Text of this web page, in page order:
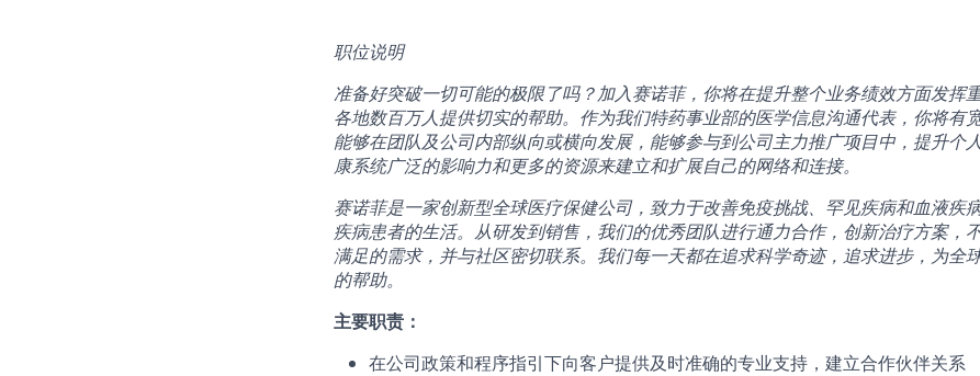
职位说明
准备好突破一切可能的极限了吗？加入赛诺菲，你将在提升整个业务绩效方面发挥
各地数百万人提供切实的帮助。作为我们特药事业部的医学信息沟通代表，你将有
能够在团队及公司内部纵向或横向发展，能够参与到公司主力推广项目中，提升个
康系统广泛的影响力和更多的资源来建立和扩展自己的网络和连接。
赛诺菲是一家创新型全球医疗保健公司，致力于改善免疫挑战、罕见疾病和血液疾
疾病患者的生活。从研发到销售，我们的优秀团队进行通力合作，创新治疗方案，
满足的需求，并与社区密切联系。我们每一天都在追求科学奇迹，追求进步，为全
的帮助。
主要职责：
在公司政策和程序指引下向客户提供及时准确的专业支持，建立合作伙伴关系